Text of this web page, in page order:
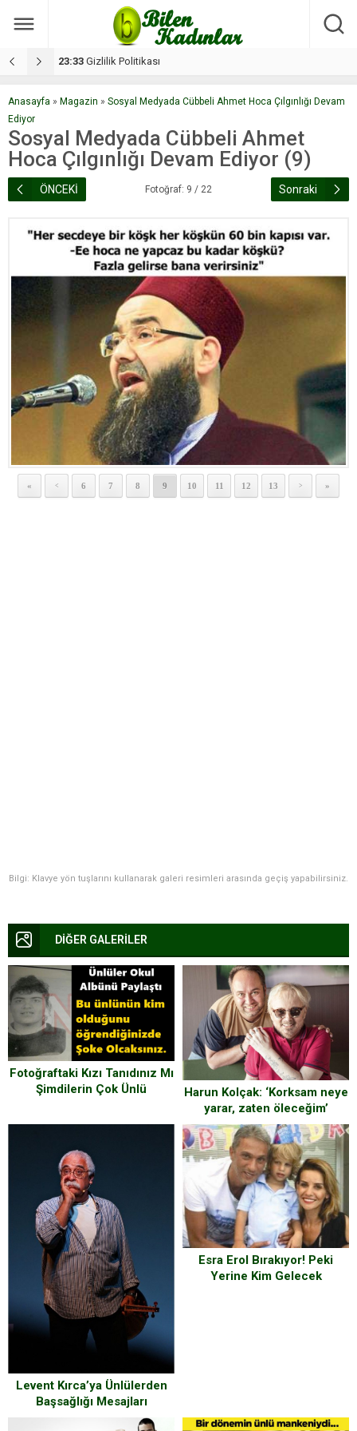
17:08 Dilan, düğününe 5 gün kala hayatını kaybetti
Anasayfa » Magazin » Sosyal Medyada Cübbeli Ahmet Hoca Çılgınlığı Devam
Ediyor
Sosyal Medyada Cübbeli Ahmet
Hoca Çılgınlığı Devam Ediyor (9)
ÖNCEKİ Fotoğraf: 9 / 22 Sonraki
« < 6 7 8 9 10 11 12 13 > »
Bilgi: Klavye yön tuşlarını kullanarak galeri resimleri arasında geçiş yapabilirsiniz.
DİĞER GALERİLER
Fotoğraftaki Kızı Tanıdınız Mı
Şimdilerin Çok Ünlü
Harun Kolçak: ‘Korksam neye
yarar, zaten öleceğim’
Levent Kırca’ya Ünlülerden
Başsağlığı Mesajları
Esra Erol Bırakıyor! Peki
Yerine Kim Gelecek